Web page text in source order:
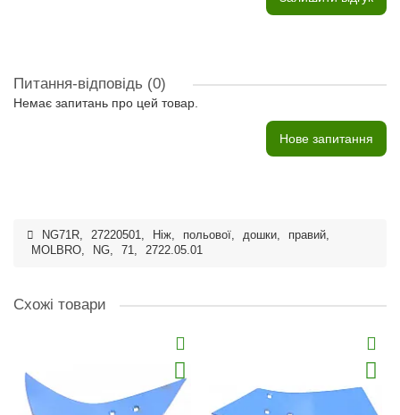
Питання-відповідь (0)
Немає запитань про цей товар.
Нове запитання
NG71R, 27220501, Ніж, польової, дошки, правий,
MOLBRO, NG, 71, 2722.05.01
Схожі товари